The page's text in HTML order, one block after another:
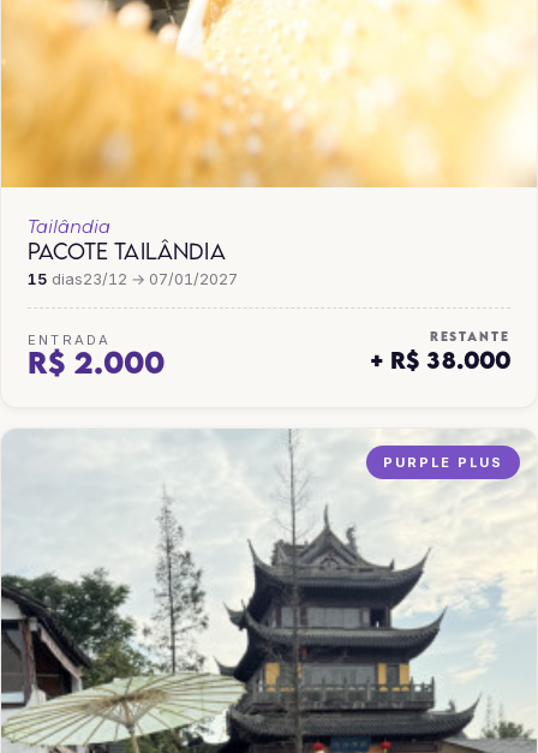
Tailândia
PACOTE TAILÂNDIA
15 dias23/12 → 07/01/2027
ENTRADA
R$ 2.000
RESTANTE
+ R$ 38.000
PURPLE PLUS